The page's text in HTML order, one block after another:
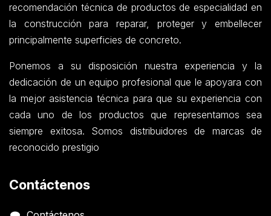
recomendación técnica de productos de especialidad en
la construcción para reparar, proteger y embellecer
principalmente superficies de concreto.
Ponemos a su disposición nuestra experiencia y la
dedicación de un equipo profesional que le apoyara con
la mejor asistencia técnica para que su experiencia con
cada uno de los productos que representamos sea
siempre exitosa. Somos distribuidores de marcas de
reconocido prestigio
Contáctenos